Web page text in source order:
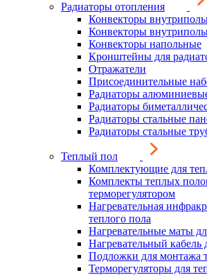
Радиаторы отопления
Конвекторы
Конвекторы
Конвекторы напольные
Кронштейны для
Отражатели
Присоединительные
Радиаторы
Радиаторы
Радиаторы стальные
Радиаторы стальные
Теплый пол
Комплектующие для
Комплекты теплых
терморегулятором
Нагревательная
теплого пола
Нагревательные маты
Нагревательный кабель
Подложки для монтажа
Терморегуляторы для